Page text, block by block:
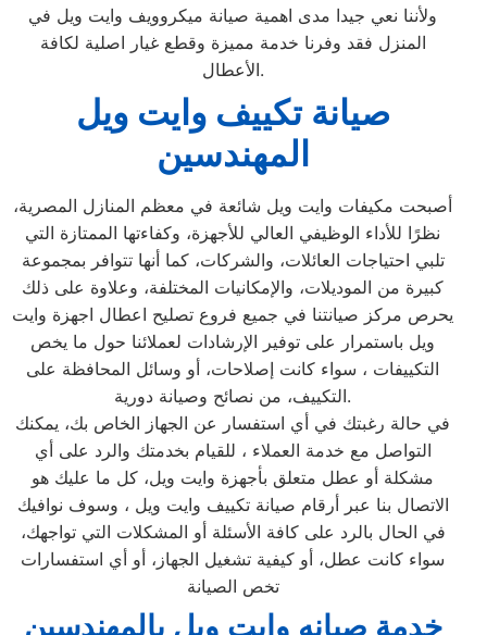
ولأننا نعي جيدا مدى اهمية صيانة ميكروويف وايت ويل في
المنزل فقد وفرنا خدمة مميزة وقطع غيار اصلية لكافة
الأعطال.
صيانة تكييف وايت ويل
المهندسين
أصبحت مكيفات وايت ويل شائعة في معظم المنازل المصرية،
نظرًا للأداء الوظيفي العالي للأجهزة، وكفاءتها الممتازة التي
تلبي احتياجات العائلات، والشركات، كما أنها تتوافر بمجموعة
كبيرة من الموديلات، والإمكانيات المختلفة، وعلاوة على ذلك
يحرص مركز صيانتنا في جميع فروع تصليح اعطال اجهزة وايت
ويل باستمرار على توفير الإرشادات لعملائنا حول ما يخص
التكييفات ، سواء كانت إصلاحات، أو وسائل المحافظة على
التكييف، من نصائح وصيانة دورية.
في حالة رغبتك في أي استفسار عن الجهاز الخاص بك، يمكنك
التواصل مع خدمة العملاء ، للقيام بخدمتك والرد على أي
مشكلة أو عطل متعلق بأجهزة وايت ويل، كل ما عليك هو
الاتصال بنا عبر أرقام صيانة تكييف وايت ويل ، وسوف نوافيك
في الحال بالرد على كافة الأسئلة أو المشكلات التي تواجهك،
سواء كانت عطل، أو كيفية تشغيل الجهاز، أو أي استفسارات
تخص الصيانة
خدمة صيانه وايت ويل بالمهندسين